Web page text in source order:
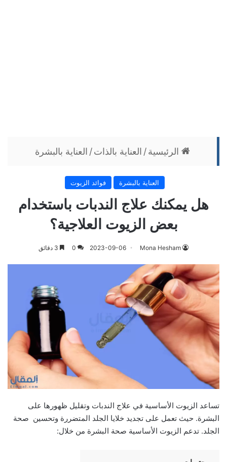
الرئيسية / العناية بالذات / العناية بالبشرة
العناية بالبشرة فوائد الزيوت
هل يمكنك علاج الندبات باستخدام
بعض الزيوت العلاجية؟
Mona Hesham
2023-09-06
0
تساعد الزيوت الأساسية في علاج الندبات وتقليل ظهورها على
البشرة. حيث تعمل على تجديد خلايا الجلد المتضررة وتحسين صحة
الجلد. تدعم الزيوت الأساسية صحة البشرة من خلال: